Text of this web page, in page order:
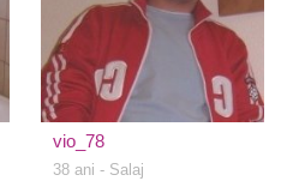
vio_78
38 ani - Salaj